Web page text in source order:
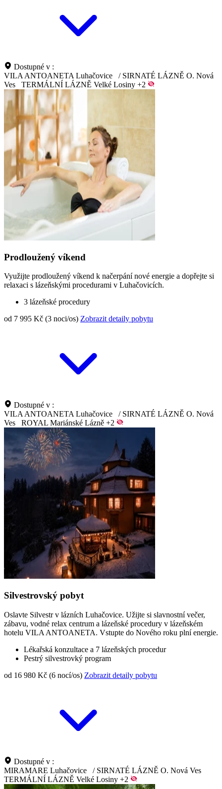
Dostupné v :
VILA ANTOANETA Luhačovice
/ SIRNATÉ LÁZNĚ O. Nová
Ves
TERMÁLNÍ LÁZNĚ Velké Losiny +2
Prodloužený víkend
Využijte prodloužený víkend k načerpání nové energie a dopřejte si
relaxaci s lázeňskými procedurami v Luhačovicích.
3 lázeňské procedury
od 7 995 Kč (3 noci/os) Zobrazit detaily pobytu
Dostupné v :
VILA ANTOANETA Luhačovice
/ SIRNATÉ LÁZNĚ O. Nová
Ves
ROYAL Mariánské Lázně +2
Silvestrovský pobyt
Oslavte Silvestr v lázních Luhačovice. Užijte si slavnostní večer,
zábavu, vodné relax centrum a lázeňské procedury v lázeňském
hotelu VILA ANTOANETA. Vstupte do Nového roku plní energie.
Lékařská konzultace a 7 lázeňských procedur
Pestrý silvestrovký program
od 16 980 Kč (6 nocí/os) Zobrazit detaily pobytu
Dostupné v :
MIRAMARE Luhačovice
/ SIRNATÉ LÁZNĚ O. Nová Ves
TERMÁLNÍ LÁZNĚ Velké Losiny +2